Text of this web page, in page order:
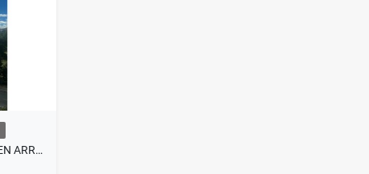
APARTAMENTO DE 332 MTRS EN ARRIENDO EN EL POBLADO, MEDELLÍN